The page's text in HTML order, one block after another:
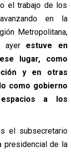
el trabajo de los
en la
Metropolitana,
ayer estuve en
lugar, como
y en otras
como gobierno
a los
el subsecretario
presidencial de la